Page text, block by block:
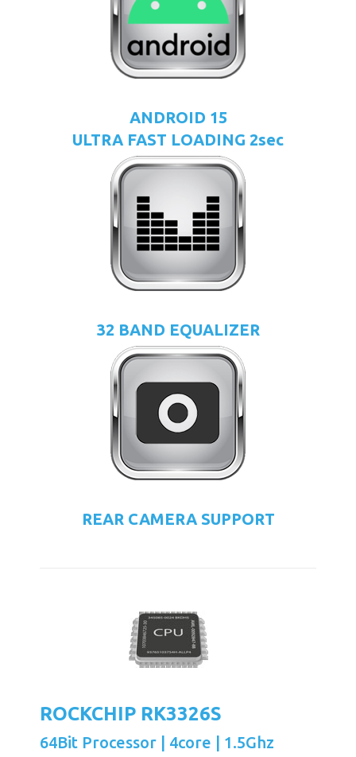
ANDROID 15
ULTRA FAST LOADING 2sec
32 BAND EQUALIZER
REAR CAMERA SUPPORT
ROCKCHIP RK3326S
64Bit Processor | 4core | 1.5Ghz